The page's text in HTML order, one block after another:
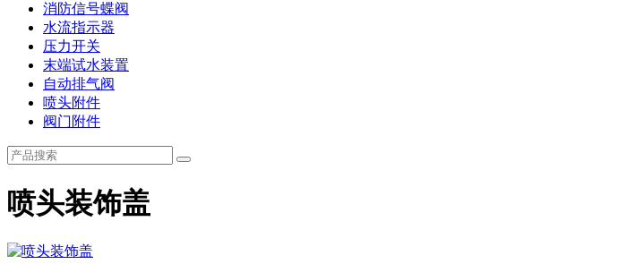
消防信号蝶阀
水流指示器
压力开关
末端试水装置
自动排气阀
喷头附件
阀门附件
喷头装饰盖